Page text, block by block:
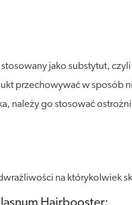
jako substytut,
przechowywać w sposób
należy go stosować
na którykolwiek